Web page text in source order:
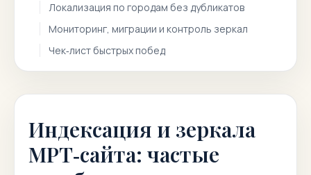
Локализация по городам без дубликатов
Мониторинг, миграции и контроль зеркал
Чек‑лист быстрых побед
Индексация и зеркала
МРТ‑сайта: частые